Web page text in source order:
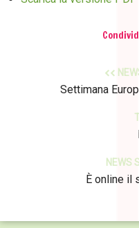
Settimana
NEWS
È online il